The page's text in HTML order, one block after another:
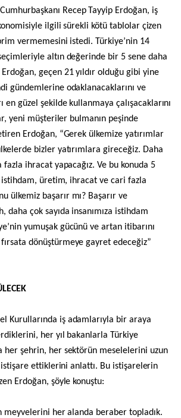
Recep Tayyip Erdoğan, iş
ilgili sürekli kötü tablolar çizen
vermemesini istedi. Türkiye’nin 14
altın değerinde bir 5 sene daha
Erdoğan, geçen 21 yıldır olduğu gibi yine
gündemlerine odaklanacaklarını ve
güzel şekilde kullanmaya çalışacaklarını
yeni müşteriler bulmanın peşinde
Erdoğan, “Gerek ülkemize yatırımlar
bizler yatırımlara gireceğiz. Daha
ihracat yapacağız. Ve bu konuda 5
istihdam, üretim, ihracat ve cari fazla
ülkemiz başarır mı? Başarır ve
daha çok sayıda insanımıza istihdam
yumuşak gücünü ve artan itibarını
dönüştürmeye gayret edeceğiz”
Kurullarında iş adamlarıyla bir araya
her yıl bakanlarla Türkiye
her şehrin, her sektörün meselelerini uzun
istişare ettiklerini anlattı. Bu istişarelerin
Erdoğan, şöyle konuştu:
meyvelerini her alanda beraber topladık.